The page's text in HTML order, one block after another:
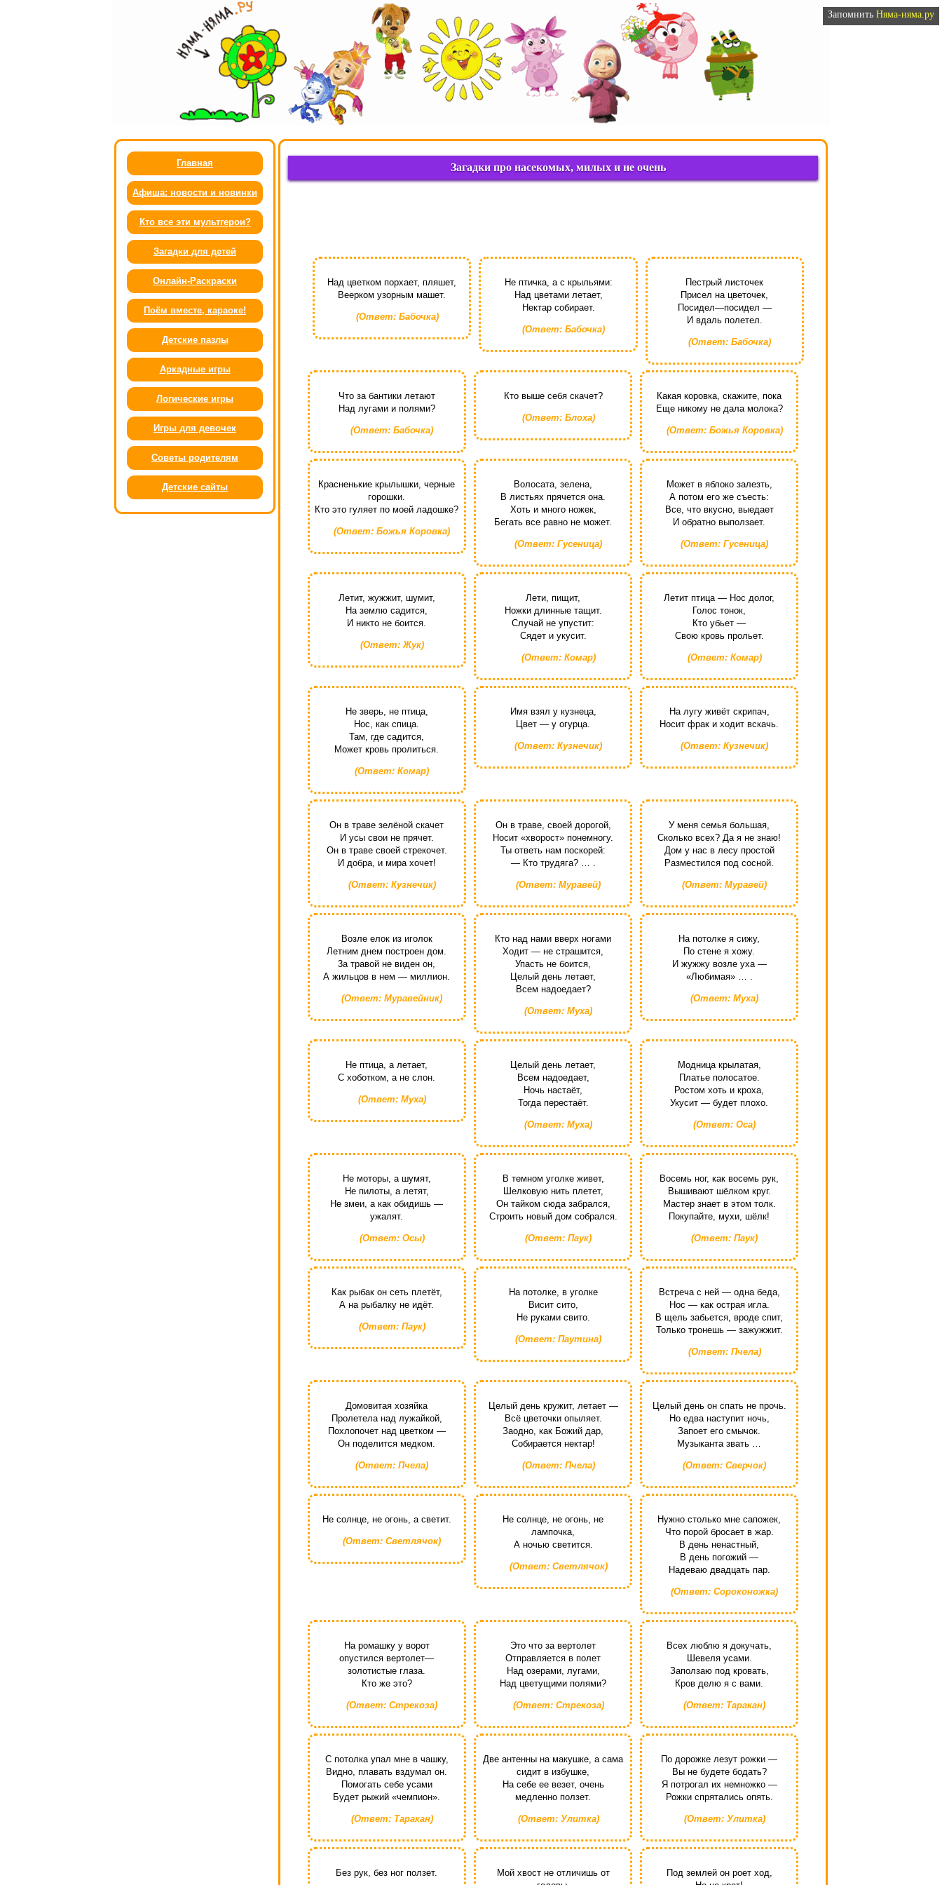
Запомнить Няма-няма.ру
Главная
Афиша: новости и новинки
Кто все эти мультгерои?
Загадки для детей
Онлайн-Раскраски
Поём вместе, караоке!
Детские пазлы
Аркадные игры
Логические игры
Игры для девочек
Советы родителям
Детские сайты
Загадки про насекомых, милых и не очень
Над цветком порхает, пляшет,
Веерком узорным машет.
(Ответ: Бабочка)
Не птичка, а с крыльями:
Над цветами летает,
Нектар собирает.
(Ответ: Бабочка)
Пестрый листочек
Присел на цветочек,
Посидел—посидел —
И вдаль полетел.
(Ответ: Бабочка)
Что за бантики летают
Над лугами и полями?
(Ответ: Бабочка)
Кто выше себя скачет?
(Ответ: Блоха)
Какая коровка, скажите, пока
Еще никому не дала молока?
(Ответ: Божья Коровка)
Красненькие крылышки, черные
горошки.
Кто это гуляет по моей ладошке?
(Ответ: Божья Коровка)
Волосата, зелена,
В листьях прячется она.
Хоть и много ножек,
Бегать все равно не может.
(Ответ: Гусеница)
Может в яблоко залезть,
А потом его же съесть:
Все, что вкусно, выедает
И обратно выползает.
(Ответ: Гусеница)
Летит, жужжит, шумит,
На землю садится,
И никто не боится.
(Ответ: Жук)
Лети, пищит,
Ножки длинные тащит.
Случай не упустит:
Сядет и укусит.
(Ответ: Комар)
Летит птица — Нос долог,
Голос тонок,
Кто убьет —
Свою кровь прольет.
(Ответ: Комар)
Не зверь, не птица,
Нос, как спица.
Там, где садится,
Может кровь пролиться.
(Ответ: Комар)
Имя взял у кузнеца,
Цвет — у огурца.
(Ответ: Кузнечик)
На лугу живёт скрипач,
Носит фрак и ходит вскачь.
(Ответ: Кузнечик)
Он в траве зелёной скачет
И усы свои не прячет.
Он в траве своей стрекочет.
И добра, и мира хочет!
(Ответ: Кузнечик)
Он в траве, своей дорогой,
Носит «хворост» понемногу.
Ты ответь нам поскорей:
— Кто трудяга? … .
(Ответ: Муравей)
У меня семья большая,
Сколько всех? Да я не знаю!
Дом у нас в лесу простой
Разместился под сосной.
(Ответ: Муравей)
Возле елок из иголок
Летним днем построен дом.
3а травой не виден он,
А жильцов в нем — миллион.
(Ответ: Муравейник)
Кто над нами вверх ногами
Ходит — не страшится,
Упасть не боится,
Целый день летает,
Всем надоедает?
(Ответ: Муха)
На потолке я сижу,
По стене я хожу.
И жужжу возле уха —
«Любимая» … .
(Ответ: Муха)
Не птица, а летает,
С хоботком, а не слон.
(Ответ: Муха)
Целый день летает,
Всем надоедает,
Ночь настаёт,
Тогда перестаёт.
(Ответ: Муха)
Модница крылатая,
Платье полосатое.
Ростом хоть и кроха,
Укусит — будет плохо.
(Ответ: Оса)
Не моторы, а шумят,
Не пилоты, а летят,
Не змеи, а как обидишь —
ужалят.
(Ответ: Осы)
В темном уголке живет,
Шелковую нить плетет,
Он тайком сюда забрался,
Строить новый дом собрался.
(Ответ: Паук)
Восемь ног, как восемь рук,
Вышивают шёлком круг.
Мастер знает в этом толк.
Покупайте, мухи, шёлк!
(Ответ: Паук)
Как рыбак он сеть плетёт,
А на рыбалку не идёт.
(Ответ: Паук)
На потолке, в уголке
Висит сито,
Не руками свито.
(Ответ: Паутина)
Встреча с ней — одна беда,
Нос — как острая игла.
В щель забьется, вроде спит,
Только тронешь — зажужжит.
(Ответ: Пчела)
Домовитая хозяйка
Пролетела над лужайкой,
Похлопочет над цветком —
Он поделится медком.
(Ответ: Пчела)
Целый день кружит, летает —
Всё цветочки опыляет.
Заодно, как Божий дар,
Собирается нектар!
(Ответ: Пчела)
Целый день он спать не прочь.
Но едва наступит ночь,
Запоет его смычок.
Музыканта звать …
(Ответ: Сверчок)
Не солнце, не огонь, а светит.
(Ответ: Светлячок)
Не солнце, не огонь, не
лампочка,
А ночью светится.
(Ответ: Светлячок)
Нужно столько мне сапожек,
Что порой бросает в жар.
В день ненастный,
В день погожий —
Надеваю двадцать пар.
(Ответ: Сороконожка)
На ромашку у ворот
опустился вертолет—
золотистые глаза.
Кто же это?
(Ответ: Стрекоза)
Это что за вертолет
Отправляется в полет
Над озерами, лугами,
Над цветущими полями?
(Ответ: Стрекоза)
Всех люблю я докучать,
Шевеля усами.
Заползаю под кровать,
Кров делю я с вами.
(Ответ: Таракан)
С потолка упал мне в чашку,
Видно, плавать вздумал он.
Помогать себе усами
Будет рыжий «чемпион».
(Ответ: Таракан)
Две антенны на макушке, а сама
сидит в избушке,
На себе ее везет, очень
медленно ползет.
(Ответ: Улитка)
По дорожке лезут рожки —
Вы не будете бодать?
Я потрогал их немножко —
Рожки спрятались опять.
(Ответ: Улитка)
Без рук, без ног ползет.
Мой хвост не отличишь от
Под землей он роет ход,